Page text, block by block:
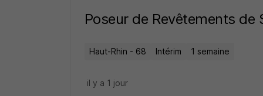
Poseur de Revêtements de
Haut-Rhin - 68 Intérim 1 semaine
il y a 1 jour